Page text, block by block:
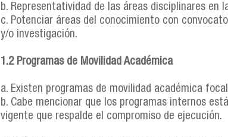
b. Representatividad de las áreas disciplinares en
c. Potenciar áreas del conocimiento con
y/o investigación.
1.2 Programas de Movilidad Académica
a. Existen programas de movilidad académica
b. Cabe mencionar que los programas internos
vigente que respalde el compromiso de ejecución.